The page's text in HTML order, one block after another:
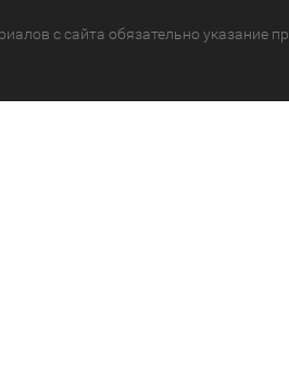
с сайта обязательно указание